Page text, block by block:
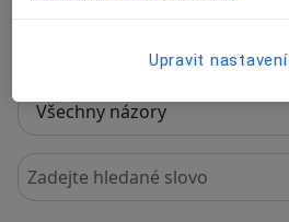
Hledejte v názorech
Upravit nastavení